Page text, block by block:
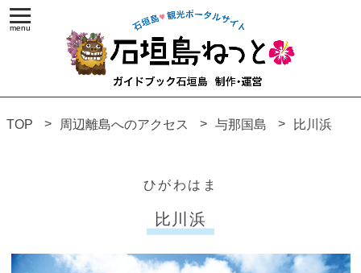
TOP 周辺離島へのアクセス 与那国島 比川浜
ひがわはま
比川浜